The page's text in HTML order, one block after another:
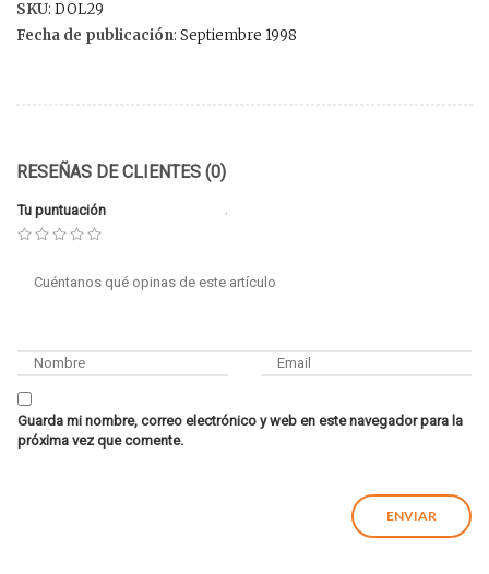
SKU: DOL29
Fecha de publicación: Septiembre 1998
RESEÑAS DE CLIENTES (0)
Tu puntuación
Guarda mi nombre, correo electrónico y web en este navegador para la
próxima vez que comente.